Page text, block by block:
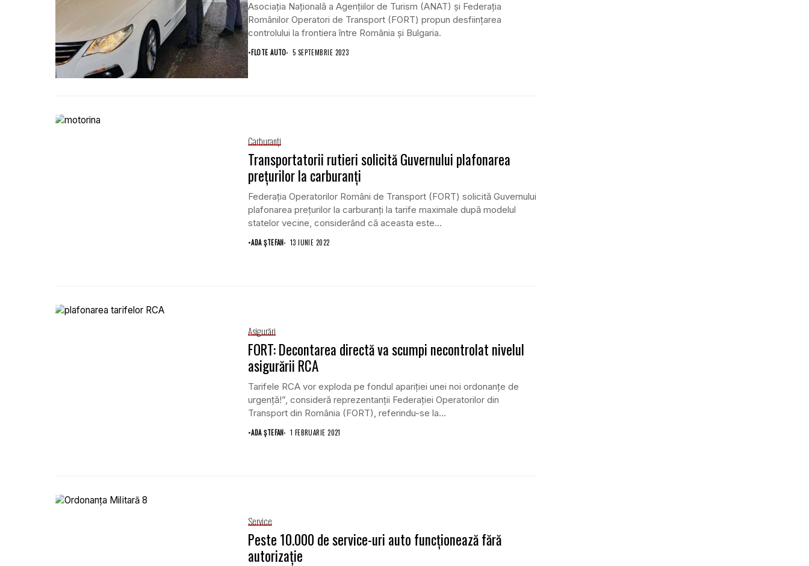
Asociaţia Naţională a Agenţiilor de Turism (ANAT) şi Federaţia
Românilor Operatori de Transport (FORT) propun desfiinţarea
controlului la frontiera între România şi Bulgaria.
•FLOTE AUTO 5 SEPTEMBRIE 2023
Carburanţi
Transportatorii rutieri solicită Guvernului plafonarea
preţurilor la carburanţi
Federaţia Operatorilor Români de Transport (FORT) solicită Guvernului
plafonarea preţurilor la carburanţi la tarife maximale după modelul
statelor vecine, considerând că aceasta este...
•ADA ȘTEFAN 13 IUNIE 2022
Asigurări
FORT: Decontarea directă va scumpi necontrolat nivelul
asigurării RCA
Tarifele RCA vor exploda pe fondul apariţiei unei noi ordonanţe de
urgenţă!”, consideră reprezentanții Federaţiei Operatorilor din
Transport din România (FORT), referindu-se la...
•ADA ȘTEFAN 1 FEBRUARIE 2021
Service
Peste 10.000 de service-uri auto funcţionează fără
autorizaţie